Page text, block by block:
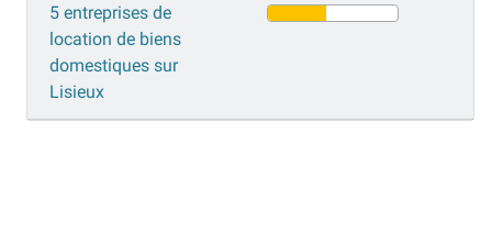
5 entreprises de
location de biens
domestiques sur
Lisieux